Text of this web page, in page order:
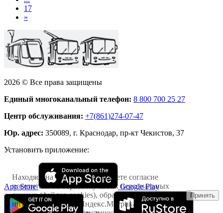
17
»
2026 © Все права защищены
Единый многоканальный телефон: 8 800 700 25 27
Центр обслуживания: +7(861)274-07-47
Юр. адрес: 350089, г. Краснодар, пр-кт Чекистов, 37
Установить приложение:
App Store Google Play
Находясь на сайте, Вы выражаете согласие
посетителя на обработку своих персональных
данных (файлов cookies), обрабатываемых
интернет-сервисом Яндекс.Метрика
Принять